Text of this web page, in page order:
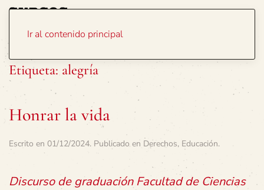
Ir al contenido principal
Etiqueta: alegría
Honrar la vida
Escrito en 01/12/2024. Publicado en Derechos, Educación.
Discurso de graduación Facultad de Ciencias